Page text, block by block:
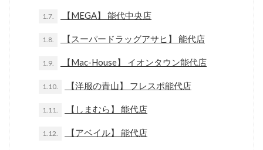
1.7. 【MEGA】 能代中央店
1.8. 【スーパードラッグアサヒ】 能代店
1.9. 【Mac-House】 イオンタウン能代店
1.10. 【洋服の青山】 フレスポ能代店
1.11. 【しまむら】 能代店
1.12. 【アベイル】 能代店